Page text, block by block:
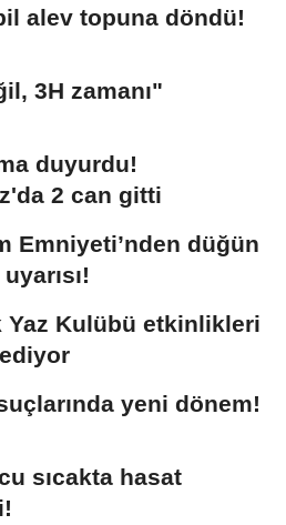
alev topuna döndü!
3H zamanı"
duyurdu!
2 can gitti
Emniyeti’nden düğün
Yaz Kulübü etkinlikleri
yeni dönem!
sıcakta hasat